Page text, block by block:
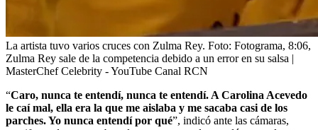
La artista tuvo varios cruces con Zulma Rey. Foto: Fotograma, 8:06,
Zulma Rey sale de la competencia debido a un error en su salsa |
MasterChef Celebrity - YouTube Canal RCN
“Caro, nunca te entendí, nunca te entendí. A Carolina Acevedo
le caí mal, ella era la que me aislaba y me sacaba casi de los
parches. Yo nunca entendí por qué”, indicó ante las cámaras,